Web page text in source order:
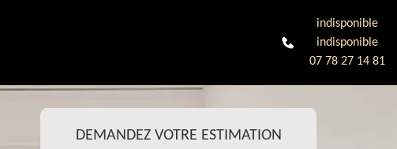
indisponible
indisponible
07 78 27 14 81
DEMANDEZ VOTRE ESTIMATION